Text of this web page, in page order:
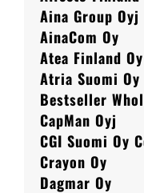
Aina Group Oyj
AinaCom Oy
Atea Finland Oy
Atria Suomi Oy
Bestseller
CapMan Oyj
CGI Suomi Oy
Crayon Oy
Dagmar Oy